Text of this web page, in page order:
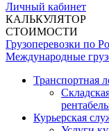
Личный кабинет
КАЛЬКУЛЯТОР
СТОИМОСТИ
Грузоперевозки по
Международные
Транспортная
Курьерская